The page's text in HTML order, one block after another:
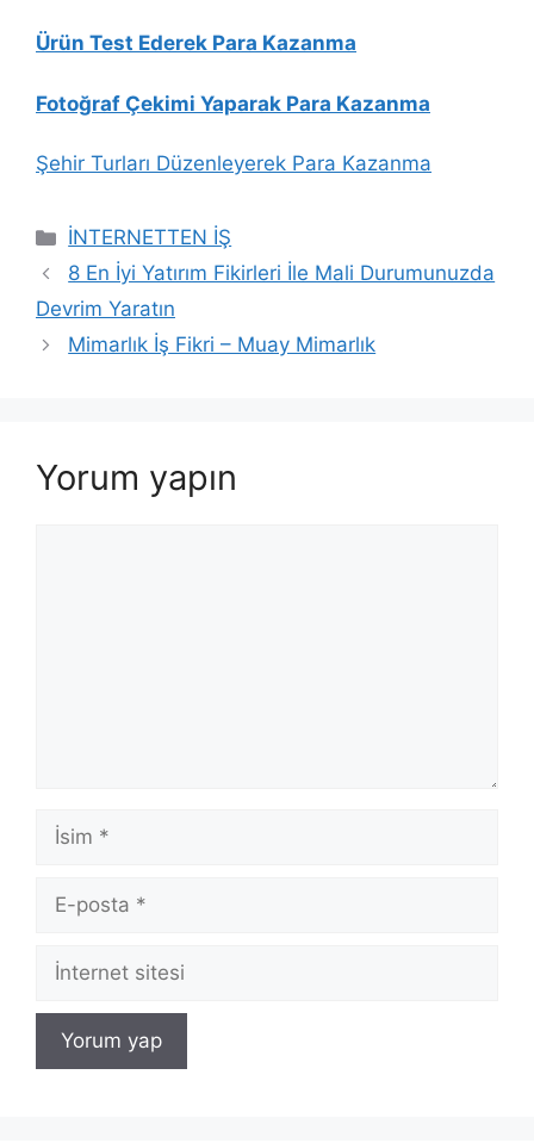
Ürün Test Ederek Para Kazanma
Fotoğraf Çekimi Yaparak Para Kazanma
Şehir Turları Düzenleyerek Para Kazanma
Kategoriler
İNTERNETTEN İŞ
8 En İyi Yatırım Fikirleri İle Mali Durumunuzda
Devrim Yaratın
Mimarlık İş Fikri – Muay Mimarlık
Yorum yapın
İsim
posta
İnternet